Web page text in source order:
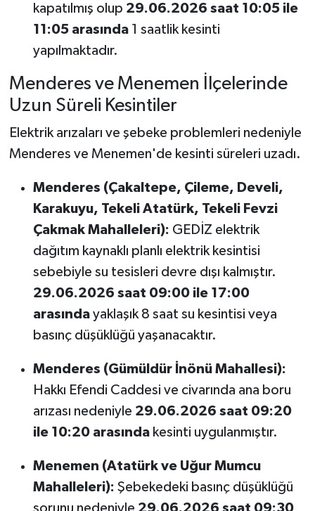
kapatılmış olup 29.06.2026 saat 10:05 ile
11:05 arasında1 saatlik kesinti
yapılmaktadır.
Menderes ve Menemen İlçelerinde
Uzun Süreli Kesintiler
Elektrik arızaları ve şebeke problemleri nedeniyle
Menderes ve Menemen'de kesinti süreleri uzadı.
Menderes (Çakaltepe, Çileme, Develi,
Karakuyu, Tekeli Atatürk, Tekeli Fevzi
Çakmak Mahalleleri): GEDİZ elektrik
dağıtım kaynaklı planlı elektrik kesintisi
sebebiyle su tesisleri devre dışı kalmıştır.
29.06.2026 saat 09:00 ile 17:00
arasındayaklaşık 8 saat su kesintisi veya
basınç düşüklüğü yaşanacaktır.
Menderes (Gümüldür İnönü Mahallesi):
Hakkı Efendi Caddesi ve civarında ana boru
arızası nedeniyle 29.06.2026 saat 09:20
ile 10:20 arasındakesinti uygulanmıştır.
Menemen (Atatürk ve Uğur Mumcu
Mahalleleri): Şebekedeki basınç düşüklüğü